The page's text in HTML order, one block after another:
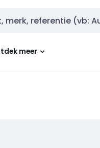
meer